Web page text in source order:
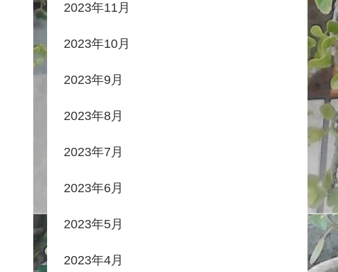
2023年11月
2023年10月
2023年9月
2023年8月
2023年7月
2023年6月
2023年5月
2023年4月